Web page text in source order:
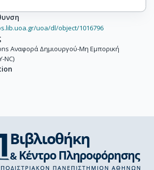
uoa/dl/object/1016796
Αναφορά Δημιουργού-Μη Εμπορική
NC)